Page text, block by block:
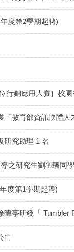
度第2學期起聘)
行銷應用大賽］校
教育部資訊軟體人
研究助理 1 名
之研究生劉羽臻同
度第1學期起聘)
亭研發「
告